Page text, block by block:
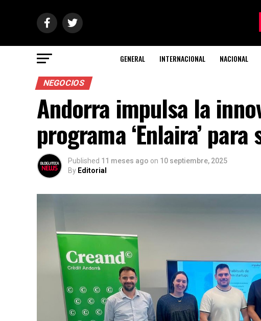
GENERAL INTERNACIONAL NACIONAL
NEGOCIOS
Andorra impulsa la
programa ‘Enlaira’
Published 11 meses ago on 10 septiembre, 2025
By Editorial